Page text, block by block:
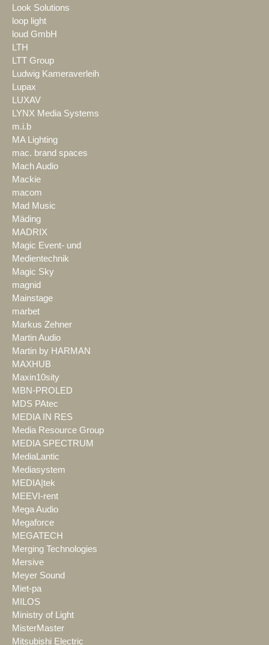
Look Solutions
loop light
loud GmbH
LTH
LTT Group
Ludwig Kameraverleih
Lupax
LUXAV
LYNX Media Systems
m.i.b
MA Lighting
mac. brand spaces
Mach Audio
Mackie
macom
Mad Music
Mäding
MADRIX
Magic Event- und
Medientechnik
Magic Sky
magnid
Mainstage
marbet
Markus Zehner
Martin Audio
Martin by HARMAN
MAXHUB
Maxin10sity
MBN-PROLED
MDS PAtec
MEDIA IN RES
Media Resource Group
MEDIA SPECTRUM
MediaLantic
Mediasystem
MEDIA|tek
MEEVI-rent
Mega Audio
Megaforce
MEGATECH
Merging Technologies
Mersive
Meyer Sound
Miet-pa
MILOS
Ministry of Light
MisterMaster
Mitsubishi Electric